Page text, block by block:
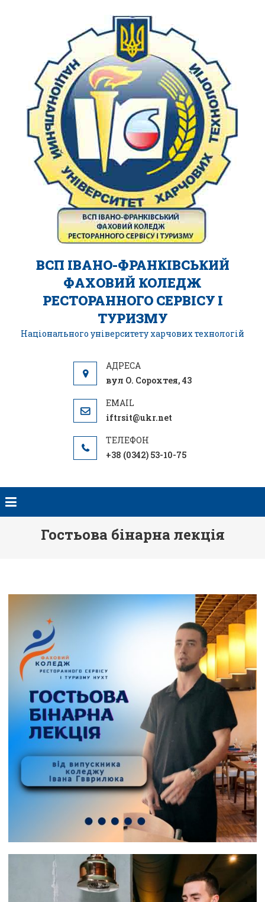
ВСП ІВАНО-ФРАНКІВСЬКИЙ
ФАХОВИЙ КОЛЕДЖ
РЕСТОРАННОГО СЕРВІСУ І
ТУРИЗМУ
Національного університету харчових технологій
вул О. Сорохтея, 43
iftrsit@ukr.net
+38 (0342) 53-10-75
Гостьова бінарна лекція